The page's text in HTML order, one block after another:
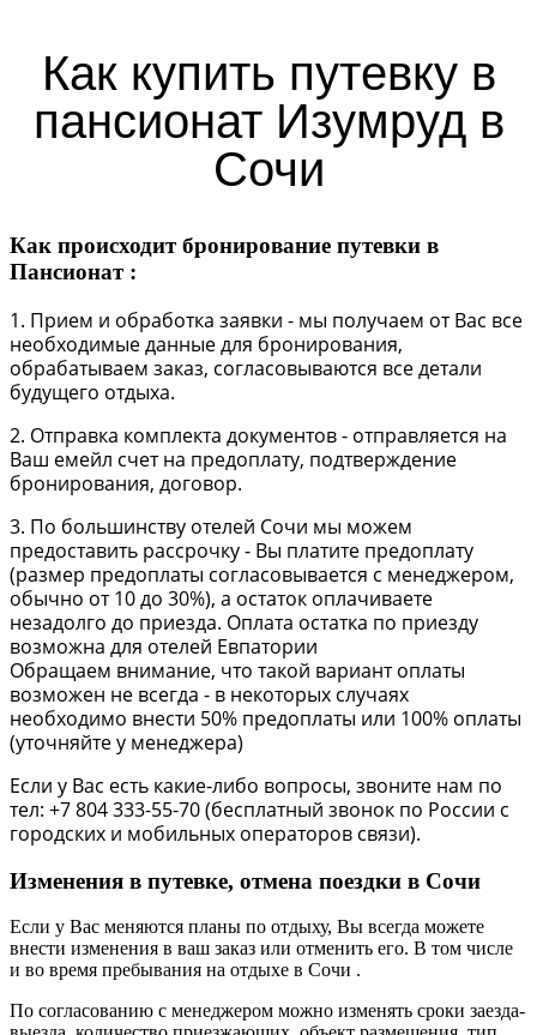
Как купить путевку в
пансионат Изумруд в
Сочи
Как происходит бронирование путевки в
Пансионат :
1. Прием и обработка заявки - мы получаем от Вас все
необходимые данные для бронирования,
обрабатываем заказ, согласовываются все детали
будущего отдыха.
2. Отправка комплекта документов - отправляется на
Ваш емейл счет на предоплату, подтверждение
бронирования, договор.
3. По большинству отелей Сочи мы можем
предоставить рассрочку - Вы платите предоплату
(размер предоплаты согласовывается с менеджером,
обычно от 10 до 30%), а остаток оплачиваете
незадолго до приезда. Оплата остатка по приезду
возможна для отелей Евпатории
Обращаем внимание, что такой вариант оплаты
возможен не всегда - в некоторых случаях
необходимо внести 50% предоплаты или 100% оплаты
(уточняйте у менеджера)
Если у Вас есть какие-либо вопросы, звоните нам по
тел: +7 804 333-55-70 (бесплатный звонок по России с
городских и мобильных операторов связи).
Изменения в путевке, отмена поездки в Сочи
Если у Вас меняются планы по отдыху, Вы всегда можете
внести изменения в ваш заказ или отменить его. В том числе
и во время пребывания на отдыхе в Сочи .
По согласованию с менеджером можно изменять сроки заезда-